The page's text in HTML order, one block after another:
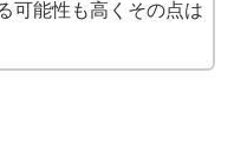
可能性も高くその点は